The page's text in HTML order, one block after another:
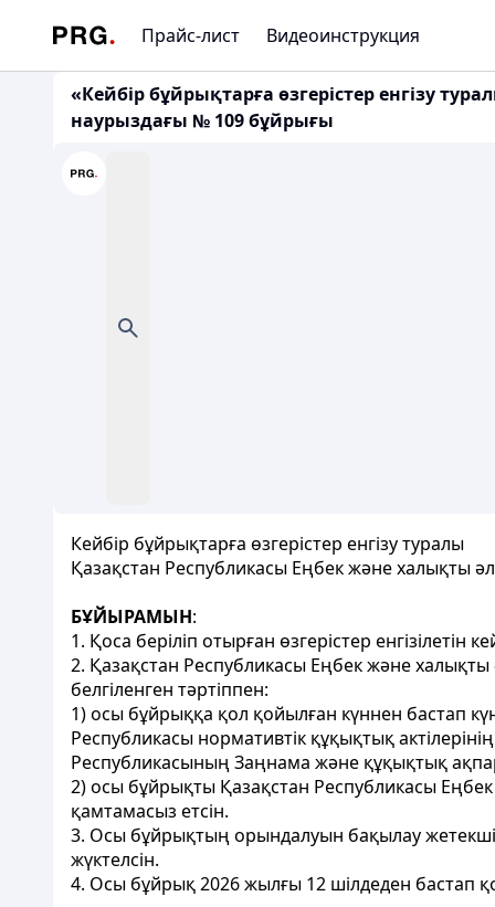
Прайс-лист Видеоинструкция
«Кейбір бұйрықтарға өзгерістер енгізу
наурыздағы № 109 бұйрығы
Кейбір бұйрықтарға өзгерістер енгізу туралы
Қазақстан Республикасы Еңбек және халықты
БҰЙЫРАМЫН:
1. Қоса беріліп отырған өзгерістер енгізілетін
2. Қазақстан Республикасы Еңбек және халықты
белгіленген тәртіппен:
1) осы бұйрыққа қол қойылған күннен бастап
Республикасы нормативтік құқықтық
Республикасының Заңнама және құқықтық
2) осы бұйрықты Қазақстан Республикасы
қамтамасыз етсін.
3. Осы бұйрықтың орындалуын бақылау
жүктелсін.
4. Осы бұйрық 2026 жылғы 12 шілдеден бастап